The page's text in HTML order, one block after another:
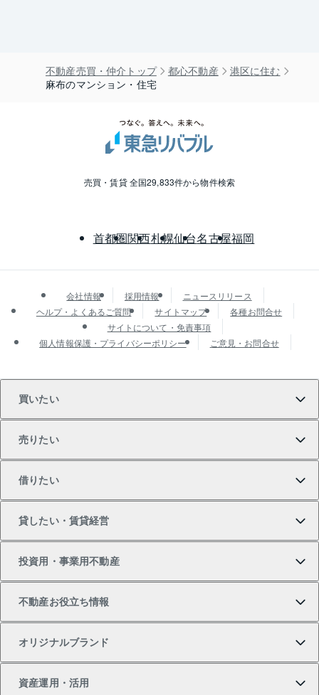
不動産売買・仲介トップ 都心不動産
港区に住む
麻布のマンション・住宅
売買・賃貸 全国29,833件から物件検索
首都圏関西札幌仙台名古屋福岡
会社情報 採用情報
ニュースリリース
ヘルプ・よくあるご質問
サイトマップ
各種お問合せ
サイトについて・免責事項
個人情報保護・プライバシーポリシー
ご意見・お問合せ
買いたい
新築・分譲マンションの購入
中古マンションの購入
売りたい
マンションの売却・査定
一戸建ての売却・査定
借りたい
借りたいTOP
物件を借りる
貸したい・賃貸経営
貸したいTOP
投資用・事業用不動産
不動産お役立ち情報
オリジナルブランド
資産運用・活用